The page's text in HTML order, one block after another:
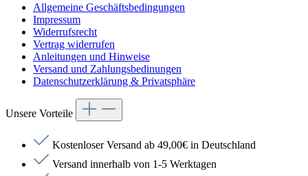
Allgemeine Geschäftsbedingungen
Impressum
Widerrufsrecht
Vertrag widerrufen
Anleitungen und Hinweise
Versand und Zahlungsbedinungen
Datenschutzerklärung & Privatsphäre
Unsere Vorteile
Kostenloser Versand ab 49,00€ in Deutschland
Versand innerhalb von 1-5 Werktagen